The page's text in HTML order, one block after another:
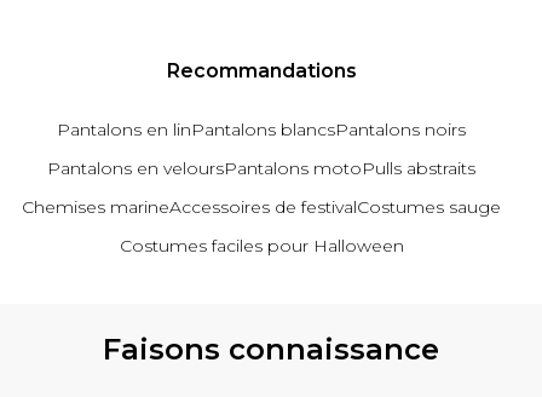
Recommandations
Pantalons en linPantalons blancsPantalons noirs
Pantalons en veloursPantalons motoPulls abstraits
Chemises marineAccessoires de festivalCostumes sauge
Costumes faciles pour Halloween
Faisons connaissance